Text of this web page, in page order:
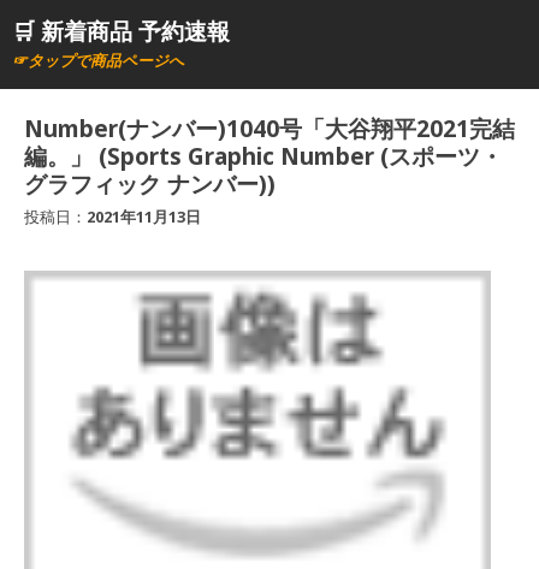
ン🛒 新着商品 予約速報
☞タップで商品ページへ
Number(ナンバー)1040号「大谷翔平2021完結
編。」 (Sports Graphic Number (スポーツ・
グラフィック ナンバー))
投稿日： 2021年11月13日